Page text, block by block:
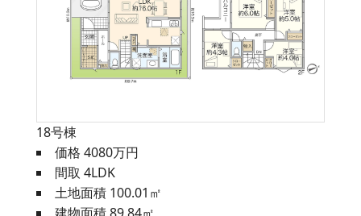
18号棟
価格 4080万円
間取 4LDK
土地面積 100.01㎡